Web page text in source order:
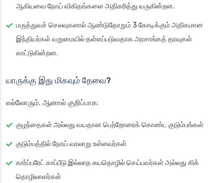
ஆகியவை நோய் விகிதங்களை அதிகரித்து வருகின்றன.
மருத்துவச் செலவுகளால் ஆண்டுதோறும் 3 கோடிக்கும் அதிகமான
இந்தியர்கள் வறுமையில் தள்ளப்படுவதாக அரசாங்கத் தரவுகள்
காட்டுகின்றன.
யாருக்கு இது மிகவும் தேவை?
எல்லோரும். ஆனால் குறிப்பாக:
குழந்தைகள் அல்லது வயதான பெற்றோரைக் கொண்ட குடும்பங்கள்
குடும்பத்தில் நோய் வரலாறு உள்ளவர்கள்
கார்ப்பரேட் காப்பீடு இல்லாத சுயதொழில் செய்பவர்கள் அல்லது கிக்
தொழிலாளர்கள்